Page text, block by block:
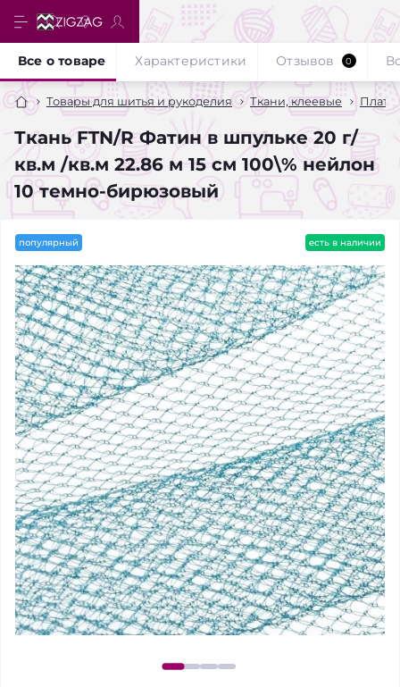
Товары для шитья и рукоделия Ткани, клеевые
Ткань FTN/R Фатин в шпульке 20 г/
кв.м /кв.м 22.86 м 15 см 100\% нейлон
10 темно-бирюзовый
Все о товаре Характеристики Отзывов 0
популярный есть в наличии